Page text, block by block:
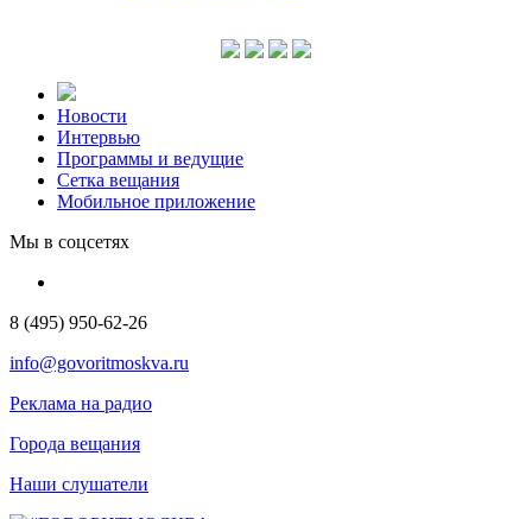
Новости
Интервью
Программы и ведущие
Сетка вещания
Мобильное приложение
Мы в соцсетях
8 (495) 950-62-26
info@govoritmoskva.ru
Реклама на радио
Города вещания
Наши слушатели